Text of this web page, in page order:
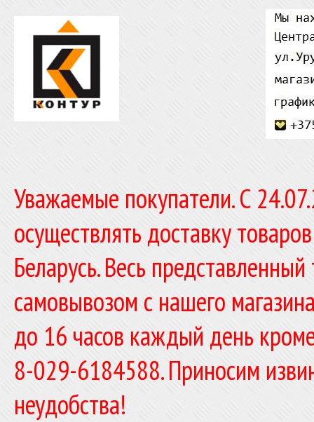
Уважаемые покупатели. C
осуществлять доставку
Беларусь. Весь
самовывозом с нашего
до 16 часов каждый день
8-029-6184588. Приносим
неудобства!